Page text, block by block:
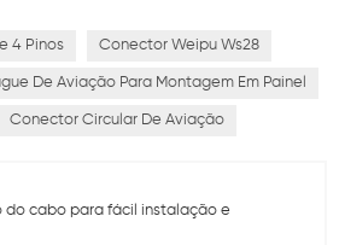
4 Pinos Conector Weipu Ws28
De Aviação Para Montagem Em Painel
Conector Circular De Aviação
do cabo para fácil instalação e